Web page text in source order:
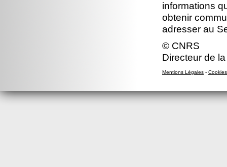
informations
obtenir
adresser au
© CNRS
Directeur de
Mentions Légales - Cookies